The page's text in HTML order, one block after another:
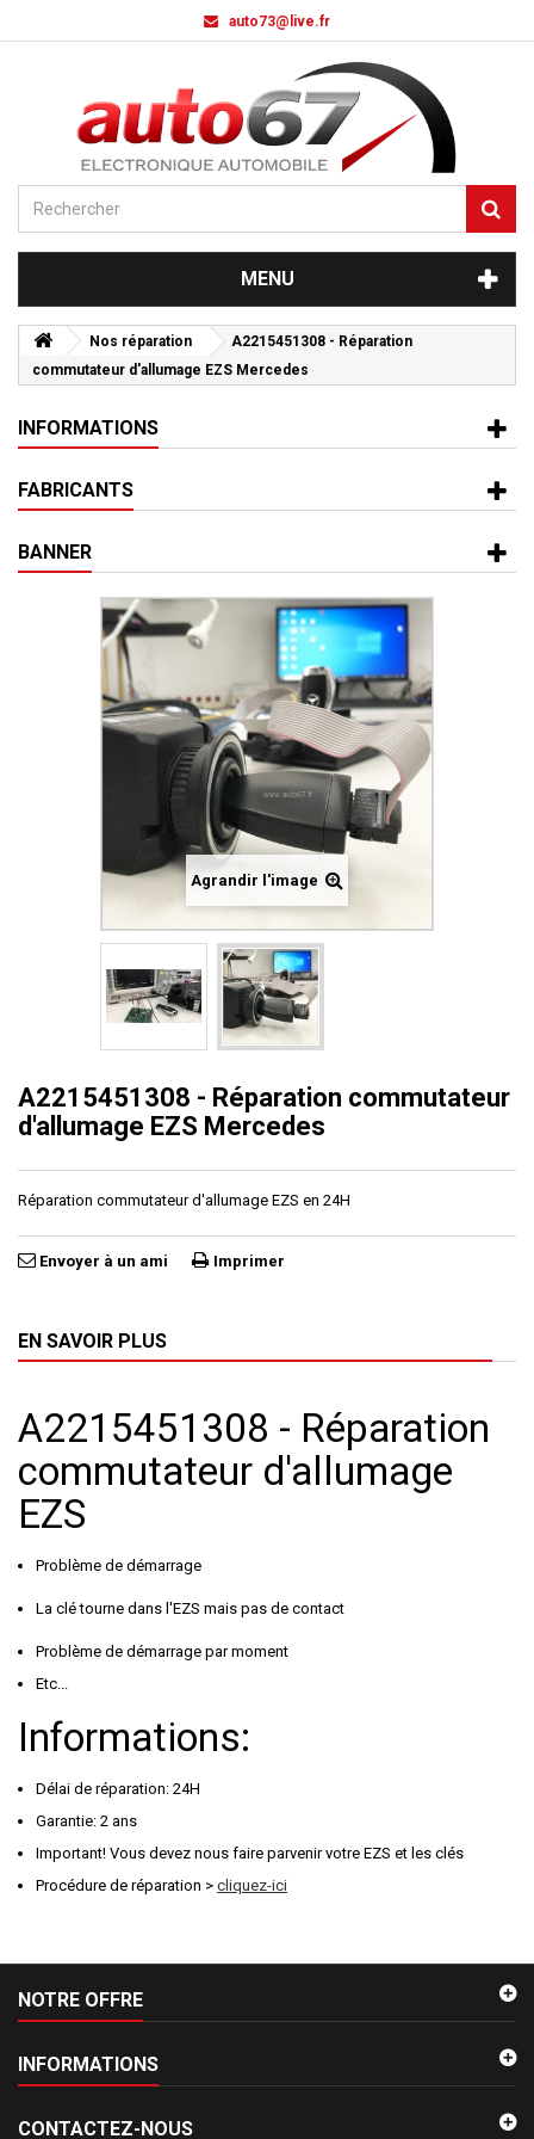
auto73@live.fr
MENU
Nos réparation
A2215451308 - Réparation
commutateur d'allumage EZS Mercedes
INFORMATIONS
FABRICANTS
BANNER
Agrandir l'image
A2215451308 - Réparation commutateur
d'allumage EZS Mercedes
Réparation commutateur d'allumage EZS en 24H
Envoyer à un ami Imprimer
EN SAVOIR PLUS
A2215451308 - Réparation
commutateur d'allumage
EZS
Problème de démarrage
La clé tourne dans l'EZS mais pas de contact
Problème de démarrage par moment
Etc...
Informations:
Délai de réparation: 24H
Garantie: 2 ans
Important! Vous devez nous faire parvenir votre EZS et les clés
Procédure de réparation > cliquez-ici
NOTRE OFFRE
INFORMATIONS
CONTACTEZ-NOUS